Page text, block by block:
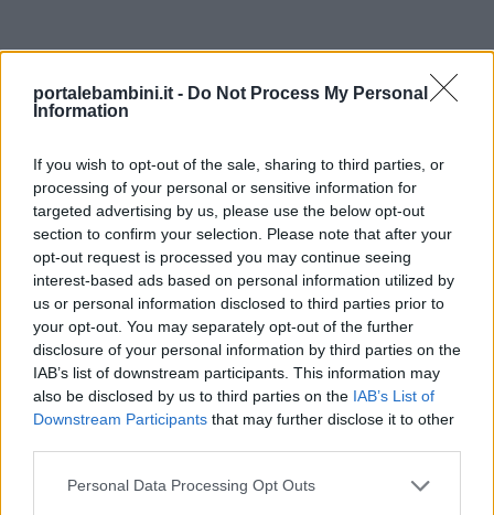
portalebambini.it - Do Not Process My Personal
Information
If you wish to opt-out of the sale, sharing to third parties, or
processing of your personal or sensitive information for
targeted advertising by us, please use the below opt-out
section to confirm your selection. Please note that after your
opt-out request is processed you may continue seeing
interest-based ads based on personal information utilized by
us or personal information disclosed to third parties prior to
your opt-out. You may separately opt-out of the further
disclosure of your personal information by third parties on the
IAB’s list of downstream participants. This information may
also be disclosed by us to third parties on the IAB’s List of
Downstream Participants that may further disclose it to other
Personal Data Processing Opt Outs
Onomastici di settembre: